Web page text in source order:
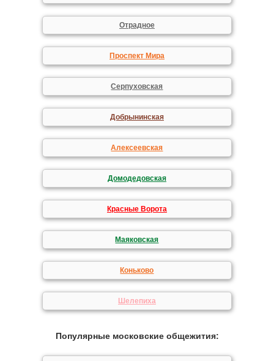
Отрадное
Проспект Мира
Серпуховская
Добрынинская
Алексеевская
Домодедовская
Красные Ворота
Маяковская
Коньково
Шелепиха
Популярные московские общежития: